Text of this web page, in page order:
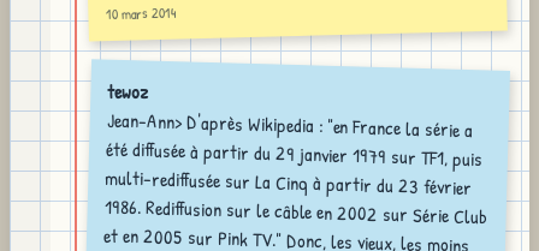
10 mars 2014
tewoz
Jean-Ann> D'après Wikipedia : "en France la série a
été diffusée à partir du 29 janvier 1979 sur TF1, puis
multi-rediffusée sur La Cinq à partir du 23 février
1986. Rediffusion sur le câble en 2002 sur Série Club
et en 2005 sur Pink TV." Donc, les vieux, les moins
vieux et même les jeunes auraient pu trouver.
Maintenant c'est vrai qu'il était un peu capillotracté
ce jeu de mot, mais moi il me fait bien marrer (et j'ai